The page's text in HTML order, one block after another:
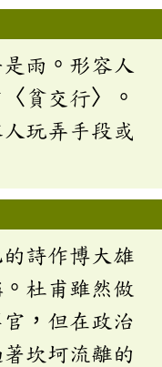
雨。形容人
貧交行〉。
玩弄手段或
詩作博大雄
杜甫雖然做
，但在政治
坎坷流離的